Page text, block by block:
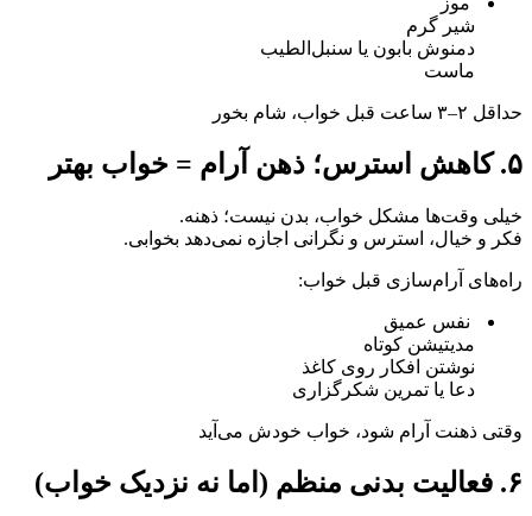
شیر گرم
دمنوش بابون یا سنبل‌الطیب
ماست
حداقل ۲–۳ ساعت قبل خواب، شام بخور
۵. کاهش استرس؛ ذهن آرام = خواب بهتر
خیلی وقت‌ها مشکل خواب، بدن نیست؛ ذهنه.
فکر و خیال، استرس و نگرانی اجازه نمی‌دهد بخوابی.
راه‌های آرام‌سازی قبل خواب:
نفس عمیق
مدیتیشن کوتاه
نوشتن افکار روی کاغذ
دعا یا تمرین شکرگزاری
وقتی ذهنت آرام شود، خواب خودش می‌آید
۶. فعالیت بدنی منظم (اما نه نزدیک خواب)